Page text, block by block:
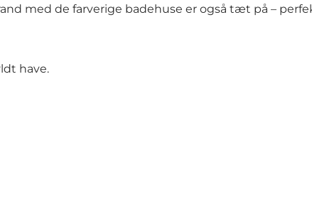
med de farverige badehuse er også tæt på –
have.